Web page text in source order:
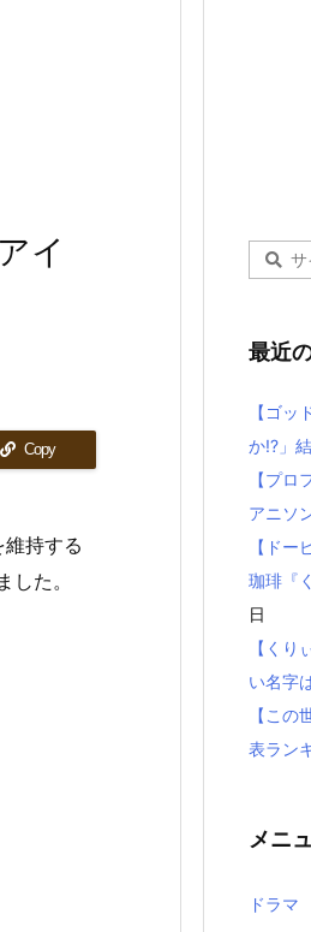
イ
Copy
持する
た。
最近
【ゴ
か!?」
【プ
アニソ
【ド
珈琲『
日
【く
い名字
【こ
表ラン
メニ
ドラマ